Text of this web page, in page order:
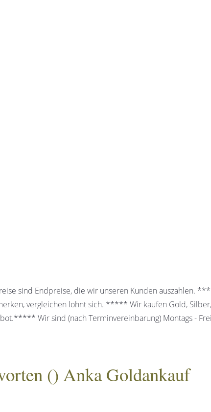
sind Endpreise, die wir unseren Kunden auszahlen.
vergleichen lohnt sich. ***** Wir kaufen Gold,
Wir sind (nach Terminvereinbarung) Montags -
() Anka Goldankauf